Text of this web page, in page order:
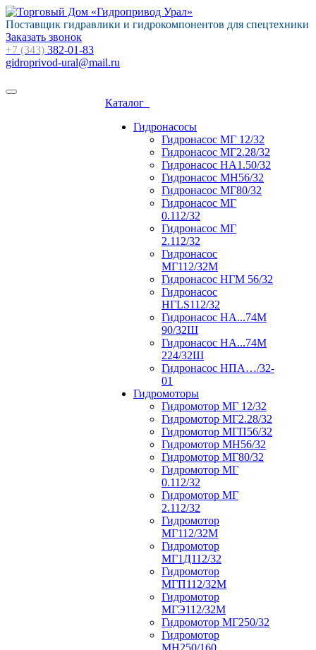
Поставщик гидравлики и гидрокомпонентов для спецтехники
Заказать звонок
+7 (343) 382-01-83
gidroprivod-ural@mail.ru
Каталог
Гидронасосы
Гидронасос МГ 12/32
Гидронасос МГ2.28/32
Гидронасос НА1.50/32
Гидронасос МН56/32
Гидронасос МГ80/32
Гидронасос МГ
0.112/32
Гидронасос МГ
2.112/32
Гидронасос
МГ112/32М
Гидронасос НГМ 56/32
Гидронасос
НГLS112/32
Гидронасос НА...74М
90/32Ш
Гидронасос НА...74М
224/32Ш
Гидронасос НПА…/32-
01
Гидромоторы
Гидромотор МГ 12/32
Гидромотор МГ2.28/32
Гидромотор МГП56/32
Гидромотор МН56/32
Гидромотор МГ80/32
Гидромотор МГ
0.112/32
Гидромотор МГ
2.112/32
Гидромотор
МГ112/32М
Гидромотор
МГ1Д112/32
Гидромотор
МГП112/32М
Гидромотор
МГЭ112/32M
Гидромотор МГ250/32
Гидромотор
МН250/160